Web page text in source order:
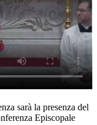
sarà la presenza del
Episcopale